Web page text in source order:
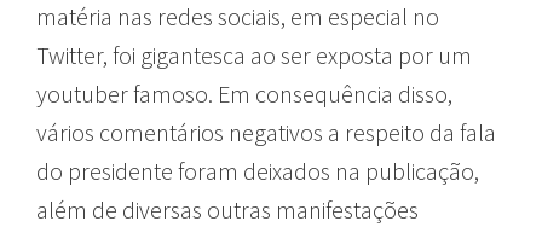
matéria nas redes sociais, em especial no
Twitter, foi gigantesca ao ser exposta por um
youtuber famoso. Em consequência disso,
vários comentários negativos a respeito da fala
do presidente foram deixados na publicação,
além de diversas outras manifestações